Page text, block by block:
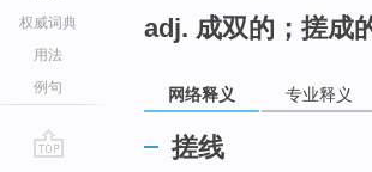
权威词典
用法
例句
adj. 成双的；搓成
网络释义 专业释义
搓线